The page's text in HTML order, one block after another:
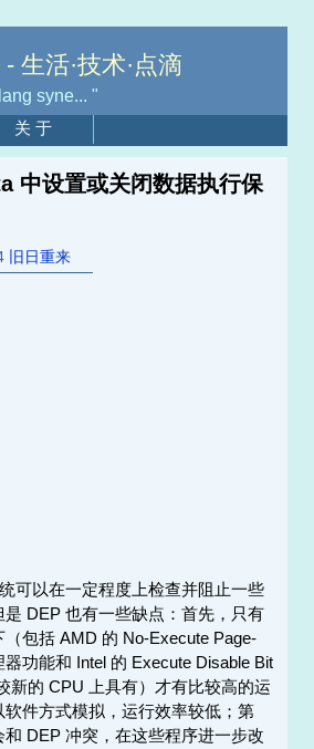
- 生活·技术·点滴
syne... "
关 于
中设置或关闭数据执行保
旧日重来
可以在一定程度上检查并阻止一些
DEP 也有一些缺点：首先，只有
包括 AMD 的 No-Execute Page-
功能和 Intel 的 Execute Disable Bit
新的 CPU 上具有）才有比较高的运
件方式模拟，运行效率较低；第
和 DEP 冲突，在这些程序进一步改